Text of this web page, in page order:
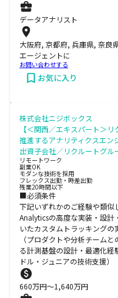
データアナリスト
大阪府, 京都府, 兵庫県, 奈良
エージェントに
お問い合わせする
お気に入り
株式会社ニジボックス
【＜関西／エキスパート＞
推進するアナリティクスエ
出資子会社／リクルートグル
リモートワーク
副業OK
モダンな技術を採用
フレックス出勤・時差出勤
残業20時間以下
■必須条件
下記いずれかのご経験や類
Analyticsの高度な実装・設
いたカスタムトラッキング
（プロダクトや分析チーム
る計測基盤の設計・最適化経
ドル・ジュニアの技術支援）
660万円〜1,640万円